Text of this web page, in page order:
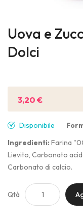
to
the
beginning
images
gallery
Uova e
Dolci
3,20 €
Disponibile
Ingredienti: Farina
Lievito, Carbonato
Carbonato di calcio.
Qtà